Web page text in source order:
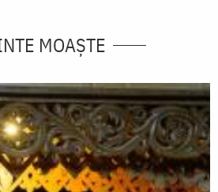
MOAȘTE